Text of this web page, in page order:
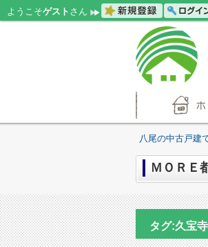
ようこそゲスト さん
八尾の中古戸建
ＭＯＲＥ
タグ:久宝寺